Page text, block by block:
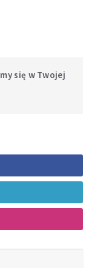
się w Twojej